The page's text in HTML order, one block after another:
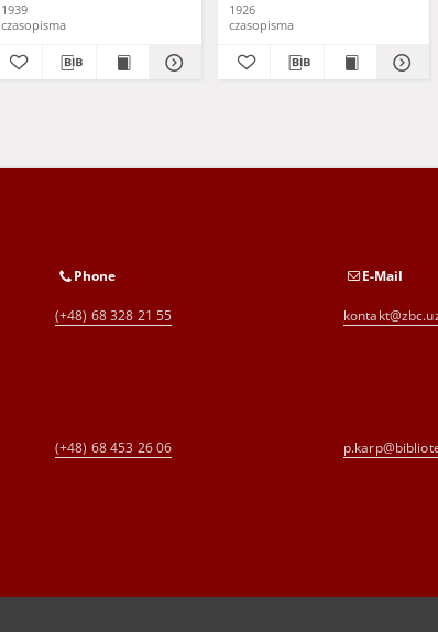
1939
czasopisma
1926
czasopisma
Phone
(+48) 68 328 21 55
E-Mail
(+48) 68 453 26 06